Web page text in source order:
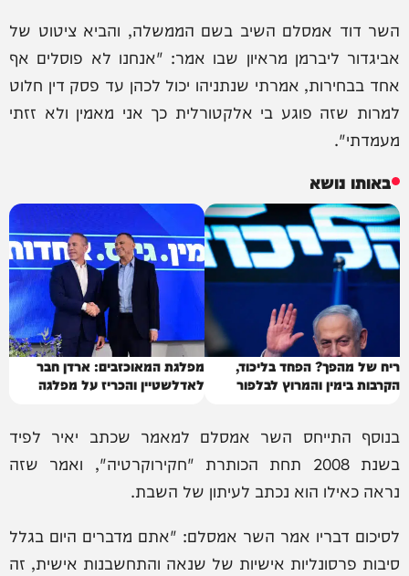
השר דוד אמסלם השיב בשם הממשלה, והביא ציטוט של
אביגדור ליברמן מראיון שבו אמר: "אנחנו לא פוסלים אף
אחד בבחירות, אמרתי שנתניהו יכול לכהן עד פסק דין חלוט
למרות שזה פוגע בי אלקטורלית כך אני מאמין ולא זזתי
מעמדתי".
באותו נושא
ריח של מהפך? הפחד בליכוד,
הקרבות בימין והמרוץ לבלפור
מפלגת המאוכזבים: ארדן חבר
לאדלשטיין והכריז על מפלגה
בנוסף התייחס השר אמסלם למאמר שכתב יאיר לפיד
בשנת 2008 תחת הכותרת "חקירוקרטיה", ואמר שזה
נראה כאילו הוא נכתב לעיתון של השבת.
לסיכום דבריו אמר השר אמסלם: "אתם מדברים היום בגלל
סיבות פרסונליות אישיות של שנאה והתחשבנות אישית, זה